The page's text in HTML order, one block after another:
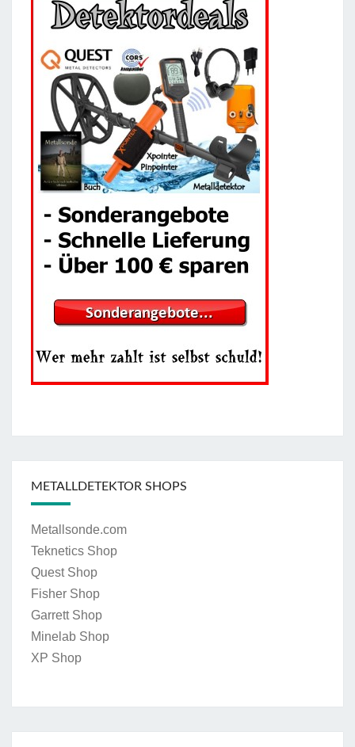
METALLDETEKTOR SHOPS
Metallsonde.com
Teknetics Shop
Quest Shop
Fisher Shop
Garrett Shop
Minelab Shop
XP Shop